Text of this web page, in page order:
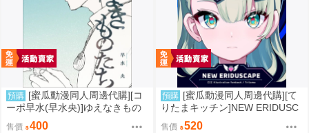
預購 [蜜瓜動漫同人周邊代購][コ
ーポ早水(早水央)]ゆえなきもの
たち(同人誌)
售價 400
預購 [蜜瓜動漫同人周邊代購][て
りたまキッチン]NEW ERIDUSC
APE(絕區零)(同人誌)
售價 520